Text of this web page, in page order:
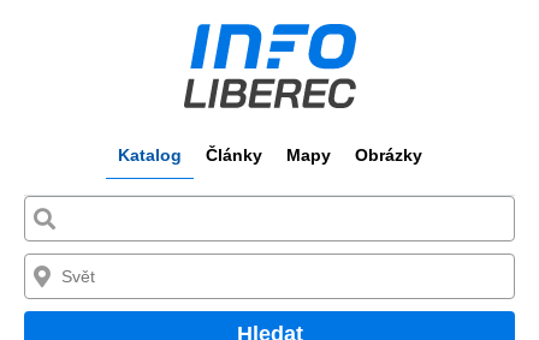
Katalog Články Mapy Obrázky
Hledat